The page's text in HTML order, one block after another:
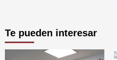
Te pueden interesar